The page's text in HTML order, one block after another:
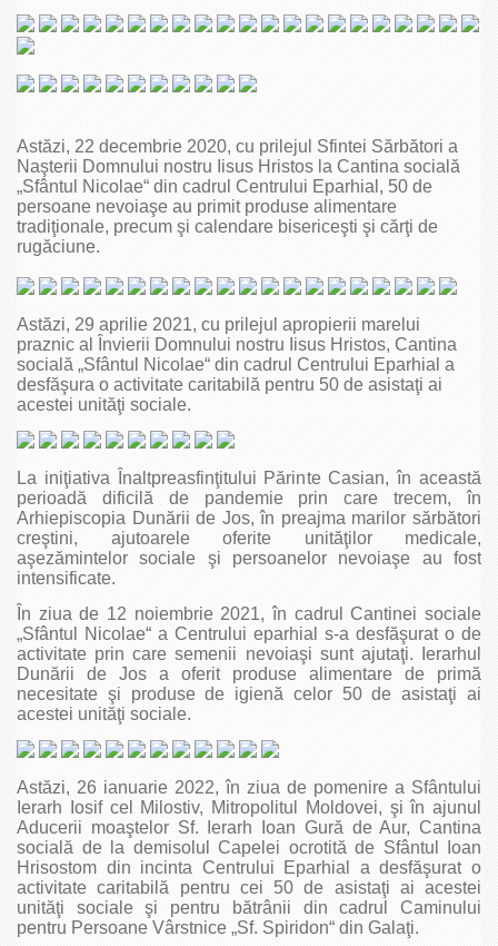
Astăzi, 22 decembrie 2020, cu prilejul Sfintei Sărbători a
Naşterii Domnului nostru Iisus Hristos la Cantina socială
„Sfântul Nicolae“ din cadrul Centrului Eparhial, 50 de
persoane nevoiaşe au primit produse alimentare
tradiţionale, precum şi calendare bisericeşti şi cărţi de
rugăciune.
Astăzi, 29 aprilie 2021, cu prilejul apropierii marelui
praznic al Învierii Domnului nostru Iisus Hristos, Cantina
socială „Sfântul Nicolae“ din cadrul Centrului Eparhial a
desfăşura o activitate caritabilă pentru 50 de asistaţi ai
acestei unităţi sociale.
La iniţiativa Înaltpreasfinţitului Părinte Casian, în această
perioadă dificilă de pandemie prin care trecem, în
Arhiepiscopia Dunării de Jos, în preajma marilor sărbători
creştini, ajutoarele oferite unităţilor medicale,
aşezămintelor sociale şi persoanelor nevoiaşe au fost
intensificate.
În ziua de 12 noiembrie 2021, în cadrul Cantinei sociale
„Sfântul Nicolae“ a Centrului eparhial s-a desfăşurat o de
activitate prin care semenii nevoiaşi sunt ajutaţi. Ierarhul
Dunării de Jos a oferit produse alimentare de primă
necesitate şi produse de igienă celor 50 de asistaţi ai
acestei unităţi sociale.
Astăzi, 26 ianuarie 2022, în ziua de pomenire a Sfântului
Ierarh Iosif cel Milostiv, Mitropolitul Moldovei, şi în ajunul
Aducerii moaştelor Sf. Ierarh Ioan Gură de Aur, Cantina
socială de la demisolul Capelei ocrotită de Sfântul Ioan
Hrisostom din incinta Centrului Eparhial a desfăşurat o
activitate caritabilă pentru cei 50 de asistaţi ai acestei
unităţi sociale şi pentru bătrânii din cadrul Caminului
pentru Persoane Vârstnice „Sf. Spiridon“ din Galaţi.